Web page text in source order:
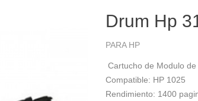
Drum Hp
PARA HP
Cartucho de Modulo
Compatible: HP 1025
Rendimiento: 1400